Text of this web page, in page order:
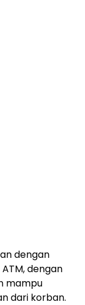
dengan
dengan
mampu
dari korban.